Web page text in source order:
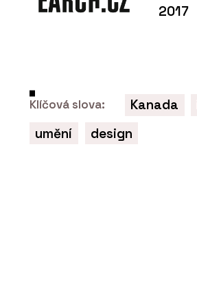
2017
Klíčová slova: Kanada
umění
design